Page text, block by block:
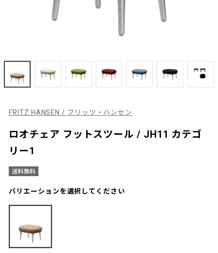
FRITZ HANSEN / フリッツ・ハンセン
ロオチェア フットスツール / JH11 カテゴ
リー1
バリエーションを選択してください